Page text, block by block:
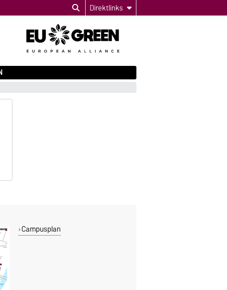
Direktlinks
Campusplan